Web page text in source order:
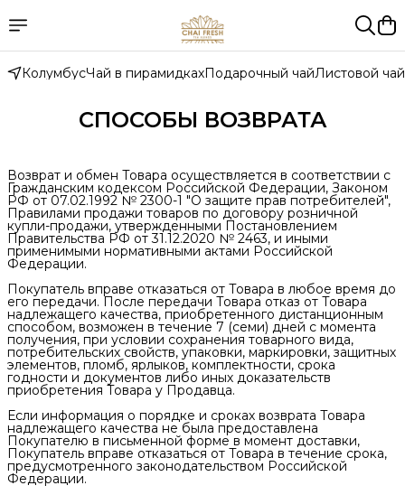
КолумбусЧай в пирамидкахПодарочный чайЛистовой чай
СПОСОБЫ ВОЗВРАТА
Возврат и обмен Товара осуществляется в соответствии с
Гражданским кодексом Российской Федерации, Законом
РФ от 07.02.1992 № 2300-1 "О защите прав потребителей",
Правилами продажи товаров по договору розничной
купли-продажи, утвержденными Постановлением
Правительства РФ от 31.12.2020 № 2463, и иными
применимыми нормативными актами Российской
Федерации.
Покупатель вправе отказаться от Товара в любое время до
его передачи. После передачи Товара отказ от Товара
надлежащего качества, приобретенного дистанционным
способом, возможен в течение 7 (семи) дней с момента
получения, при условии сохранения товарного вида,
потребительских свойств, упаковки, маркировки, защитных
элементов, пломб, ярлыков, комплектности, срока
годности и документов либо иных доказательств
приобретения Товара у Продавца.
Если информация о порядке и сроках возврата Товара
надлежащего качества не была предоставлена
Покупателю в письменной форме в момент доставки,
Покупатель вправе отказаться от Товара в течение срока,
предусмотренного законодательством Российской
Федерации.